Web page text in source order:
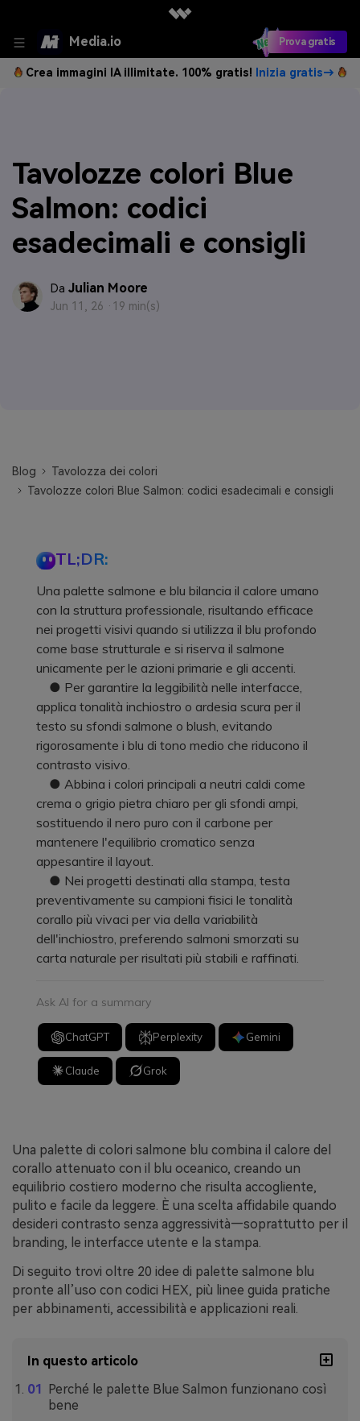
Media.io Prova gratis
Crea immagini IA illimitate. 100% gratis! Inizia gratis→
Tavolozze colori Blue
Salmon: codici
esadecimali e consigli
Da Julian Moore
Jun 11, 26 · 19 min(s)
Blog
Tavolozza dei colori
Tavolozze colori Blue Salmon: codici esadecimali e consigli
TL;DR:
Una palette salmone e blu bilancia il calore umano
con la struttura professionale, risultando efficace
nei progetti visivi quando si utilizza il blu profondo
come base strutturale e si riserva il salmone
unicamente per le azioni primarie e gli accenti.
● Per garantire la leggibilità nelle interfacce,
applica tonalità inchiostro o ardesia scura per il
testo su sfondi salmone o blush, evitando
rigorosamente i blu di tono medio che riducono il
contrasto visivo.
● Abbina i colori principali a neutri caldi come
crema o grigio pietra chiaro per gli sfondi ampi,
sostituendo il nero puro con il carbone per
mantenere l'equilibrio cromatico senza
appesantire il layout.
● Nei progetti destinati alla stampa, testa
preventivamente su campioni fisici le tonalità
corallo più vivaci per via della variabilità
dell'inchiostro, preferendo salmoni smorzati su
carta naturale per risultati più stabili e raffinati.
Ask AI for a summary
ChatGPT Perplexity Gemini
Claude Grok
Una palette di colori salmone blu combina il calore del
corallo attenuato con il blu oceanico, creando un
equilibrio costiero moderno che risulta accogliente,
pulito e facile da leggere. È una scelta affidabile quando
desideri contrasto senza aggressività—soprattutto per il
branding, le interfacce utente e la stampa.
Di seguito trovi oltre 20 idee di palette salmone blu
pronte all’uso con codici HEX, più linee guida pratiche
per abbinamenti, accessibilità e applicazioni reali.
In questo articolo
Perché le palette Blue Salmon funzionano così
bene